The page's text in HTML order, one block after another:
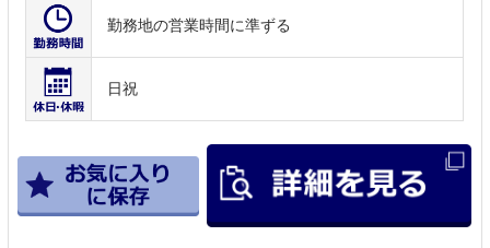
勤務地の営業時間に準ずる
日祝